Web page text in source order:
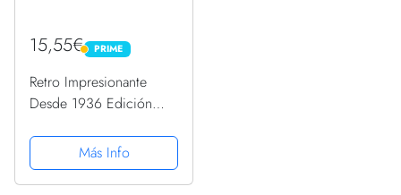
15,55€ PRIME
PRIME
Retro Impresionante
Desde 1936 Edición
Cumpleaños PopSockets
PopGrip Intercambiable
Más Info